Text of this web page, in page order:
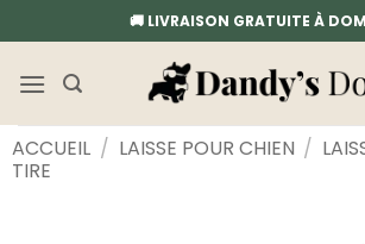
au
contenu
🚚 LIVRAISON GRATUITE À
ACCUEIL / LAISSE POUR CHIEN /
TIRE